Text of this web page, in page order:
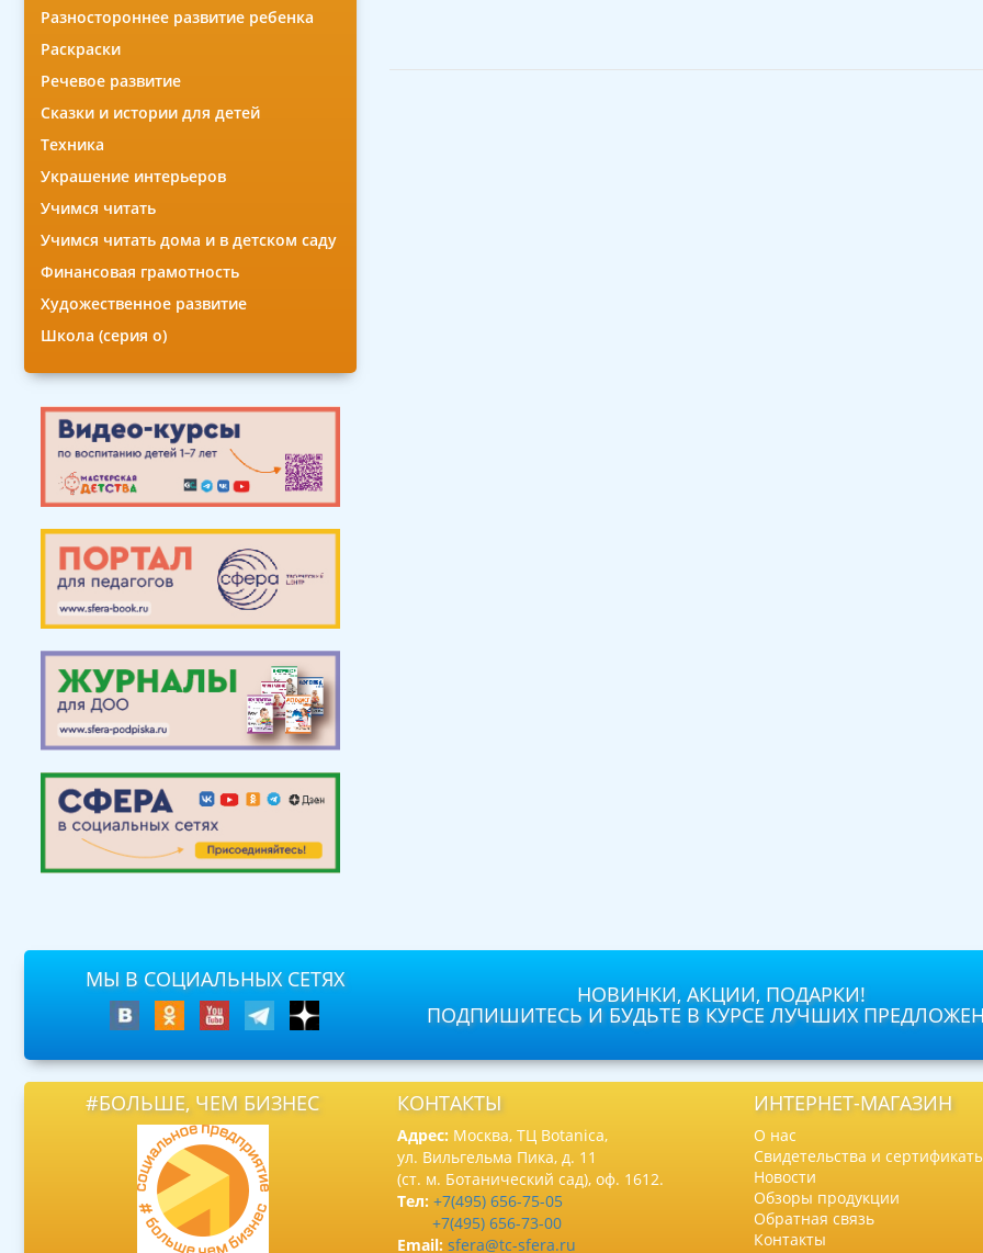
Разностороннее развитие ребенка
Раскраски
Речевое развитие
Сказки и истории для детей
Техника
Украшение интерьеров
Учимся читать
Учимся читать дома и в детском саду
Финансовая грамотность
Художественное развитие
Школа (серия о)
МЫ В СОЦИАЛЬНЫХ СЕТЯХ
НОВИНКИ, АКЦИИ, ПОДАРКИ!
ПОДПИШИТЕСЬ И БУДЬТЕ В КУРСЕ ЛУЧШИХ
#БОЛЬШЕ, ЧЕМ БИЗНЕС КОНТАКТЫ
Адрес: Москва, ТЦ Botanica,
ул. Вильгельма Пика, д. 11
(ст. м. Ботанический сад), оф. 1612.
Тел: +7(495) 656-75-05
+7(495) 656-73-00
Email: sfera@tc-sfera.ru
ИНТЕРНЕТ-МАГАЗИН
О нас
Свидетельства и
Новости
Обзоры продукции
Обратная связь
Контакты